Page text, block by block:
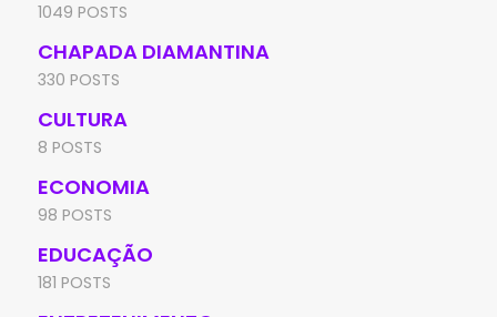
1049 POSTS
CHAPADA DIAMANTINA
330 POSTS
CULTURA
8 POSTS
ECONOMIA
98 POSTS
EDUCAÇÃO
181 POSTS